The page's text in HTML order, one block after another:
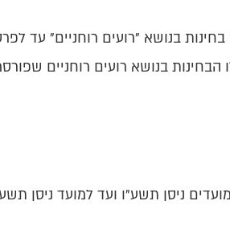
בנושא "רועים רוחניים" עד
בנושא רועים רוחניים